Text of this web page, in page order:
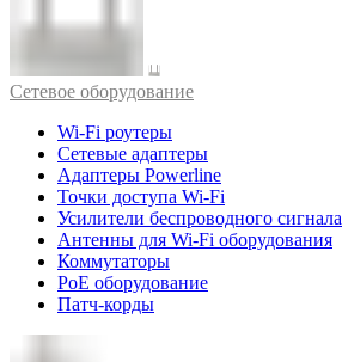
Cетевое оборудование
Wi-Fi роутеры
Сетевые адаптеры
Адаптеры Powerline
Точки доступа Wi-Fi
Усилители беспроводного сигнала
Антенны для Wi-Fi оборудования
Коммутаторы
PoE оборудование
Патч-корды